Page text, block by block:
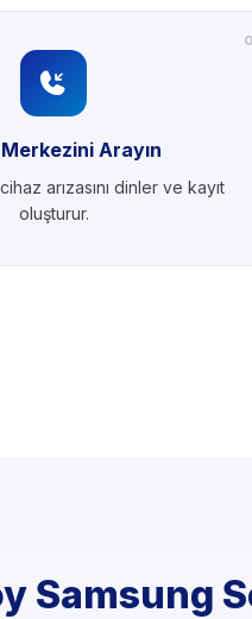
Merkezini Arayın
arızasını dinler ve kayıt
oluşturur.
Samsung